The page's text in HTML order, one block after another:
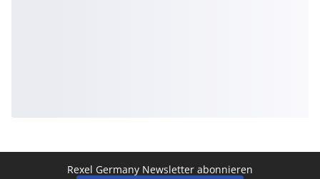
Rexel Germany Newsletter abonnieren